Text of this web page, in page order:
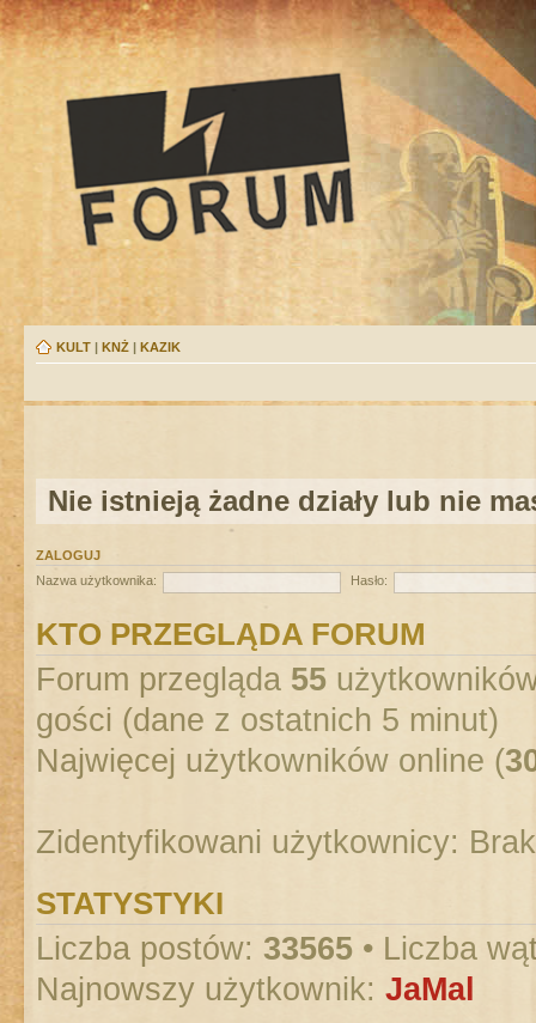
KULT | KNŻ | KAZIK
Nie istnieją żadne działy lub nie
ZALOGUJ
Nazwa użytkownika:
Hasło:
KTO PRZEGLĄDA FORUM
Forum przegląda 55
gości (dane z ostatnich 5 minut)
Najwięcej użytkowników online (
Zidentyfikowani użytkownicy:
STATYSTYKI
Liczba postów: 33565 • Liczba
Najnowszy użytkownik: JaMal